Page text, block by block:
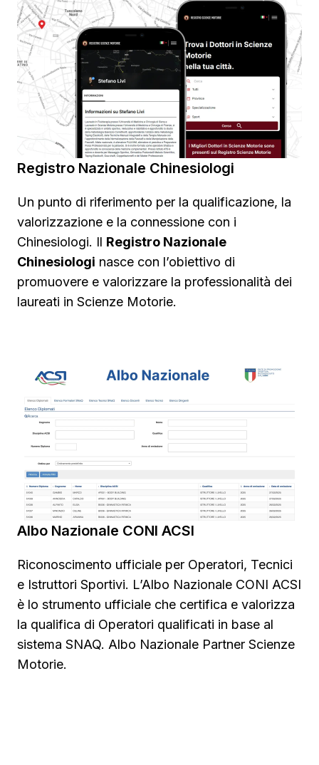
Registro Nazionale Chinesiologi
Un punto di riferimento per la qualificazione, la
valorizzazione e la connessione con i
Chinesiologi. Il Registro Nazionale
Chinesiologi nasce con l’obiettivo di
promuovere e valorizzare la professionalità dei
laureati in Scienze Motorie.
Albo Nazionale CONI ACSI
Riconoscimento ufficiale per Operatori, Tecnici
e Istruttori Sportivi. L’Albo Nazionale CONI ACSI
è lo strumento ufficiale che certifica e valorizza
la qualifica di Operatori qualificati in base al
sistema SNAQ. Albo Nazionale Partner Scienze
Motorie.